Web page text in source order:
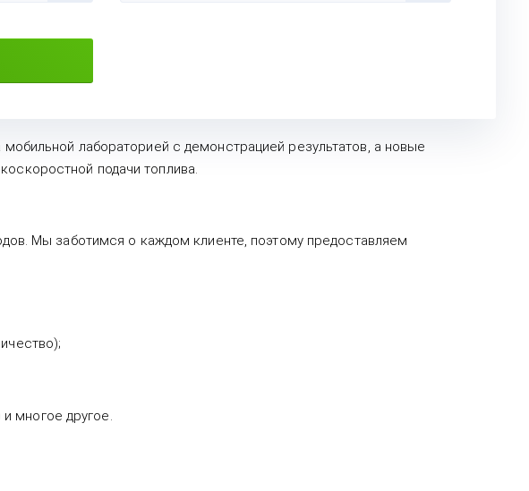
лабораторией с демонстрацией результатов, а новые
подачи топлива.
Мы заботимся о каждом клиенте, поэтому предоставляем
многое другое.